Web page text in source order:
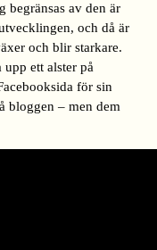
begränsas av den är
och då är
och blir starkare.
upp ett alster på
för sin
bloggen – men dem